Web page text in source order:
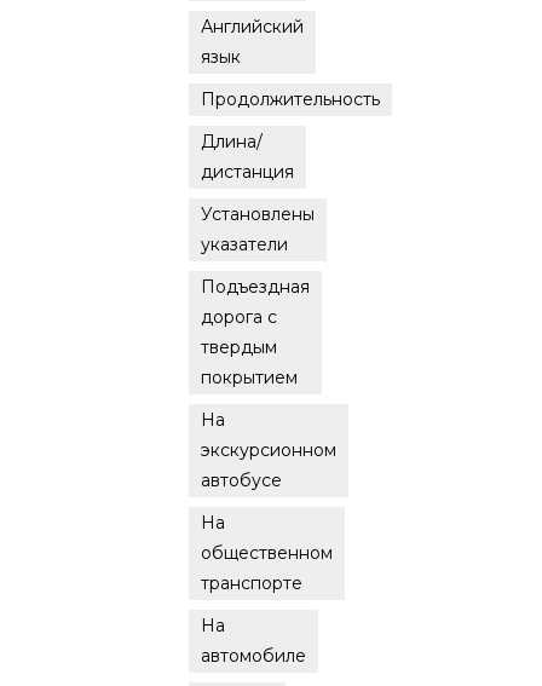
Английский
язык
Продолжительность
Длина/
дистанция
Установлены
указатели
Подъездная
дорога с
твердым
покрытием
На
экскурсионном
автобусе
На
общественном
транспорте
На
автомобиле